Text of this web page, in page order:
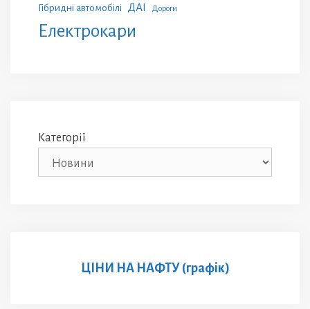
Гібридні автомобілі ДАІ Дороги
Електрокари
Категорії
ЦІНИ НА НАФТУ (графік)